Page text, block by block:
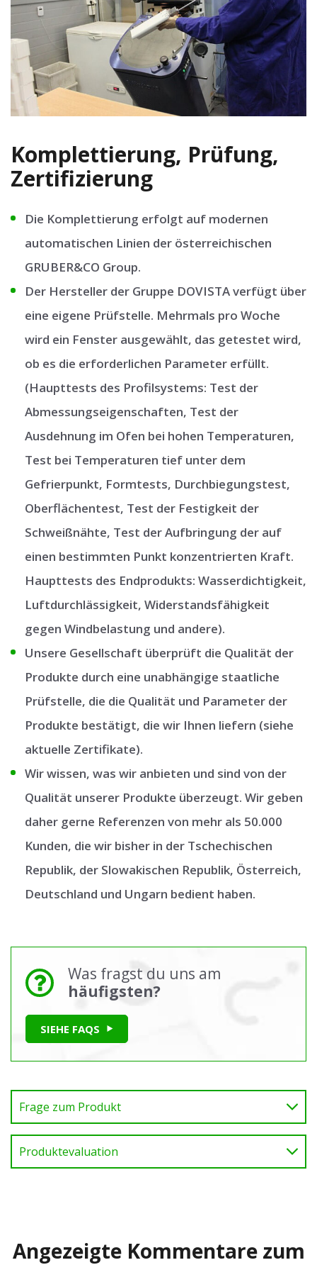
Komplettierung, Prüfung,
Zertifizierung
Die Komplettierung erfolgt auf modernen
automatischen Linien der österreichischen
GRUBER&CO Group.
Der Hersteller der Gruppe DOVISTA verfügt über
eine eigene Prüfstelle. Mehrmals pro Woche
wird ein Fenster ausgewählt, das getestet wird,
ob es die erforderlichen Parameter erfüllt.
(Haupttests des Profilsystems: Test der
Abmessungseigenschaften, Test der
Ausdehnung im Ofen bei hohen Temperaturen,
Test bei Temperaturen tief unter dem
Gefrierpunkt, Formtests, Durchbiegungstest,
Oberflächentest, Test der Festigkeit der
Schweißnähte, Test der Aufbringung der auf
einen bestimmten Punkt konzentrierten Kraft.
Haupttests des Endprodukts: Wasserdichtigkeit,
Luftdurchlässigkeit, Widerstandsfähigkeit
gegen Windbelastung und andere).
Unsere Gesellschaft überprüft die Qualität der
Produkte durch eine unabhängige staatliche
Prüfstelle, die die Qualität und Parameter der
Produkte bestätigt, die wir Ihnen liefern (siehe
aktuelle Zertifikate).
Wir wissen, was wir anbieten und sind von der
Qualität unserer Produkte überzeugt. Wir geben
daher gerne Referenzen von mehr als 50.000
Kunden, die wir bisher in der Tschechischen
Republik, der Slowakischen Republik, Österreich,
Deutschland und Ungarn bedient haben.
Was fragst du uns am
häufigsten?
SIEHE FAQS
Frage zum Produkt
Produktevaluation
Angezeigte Kommentare zum